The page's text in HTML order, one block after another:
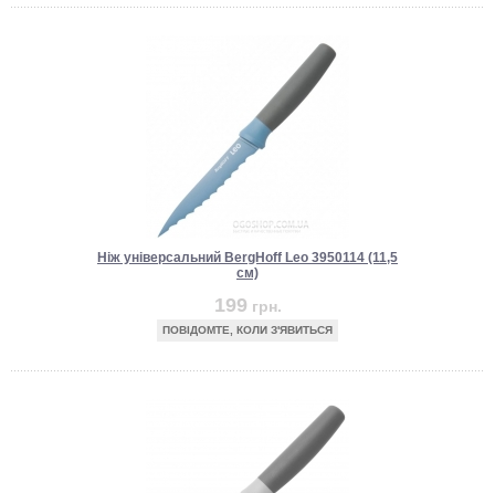
Ніж універсальний BergHoff Leo 3950114 (11,5
см)
199 грн.
ПОВІДОМТЕ, КОЛИ З'ЯВИТЬСЯ